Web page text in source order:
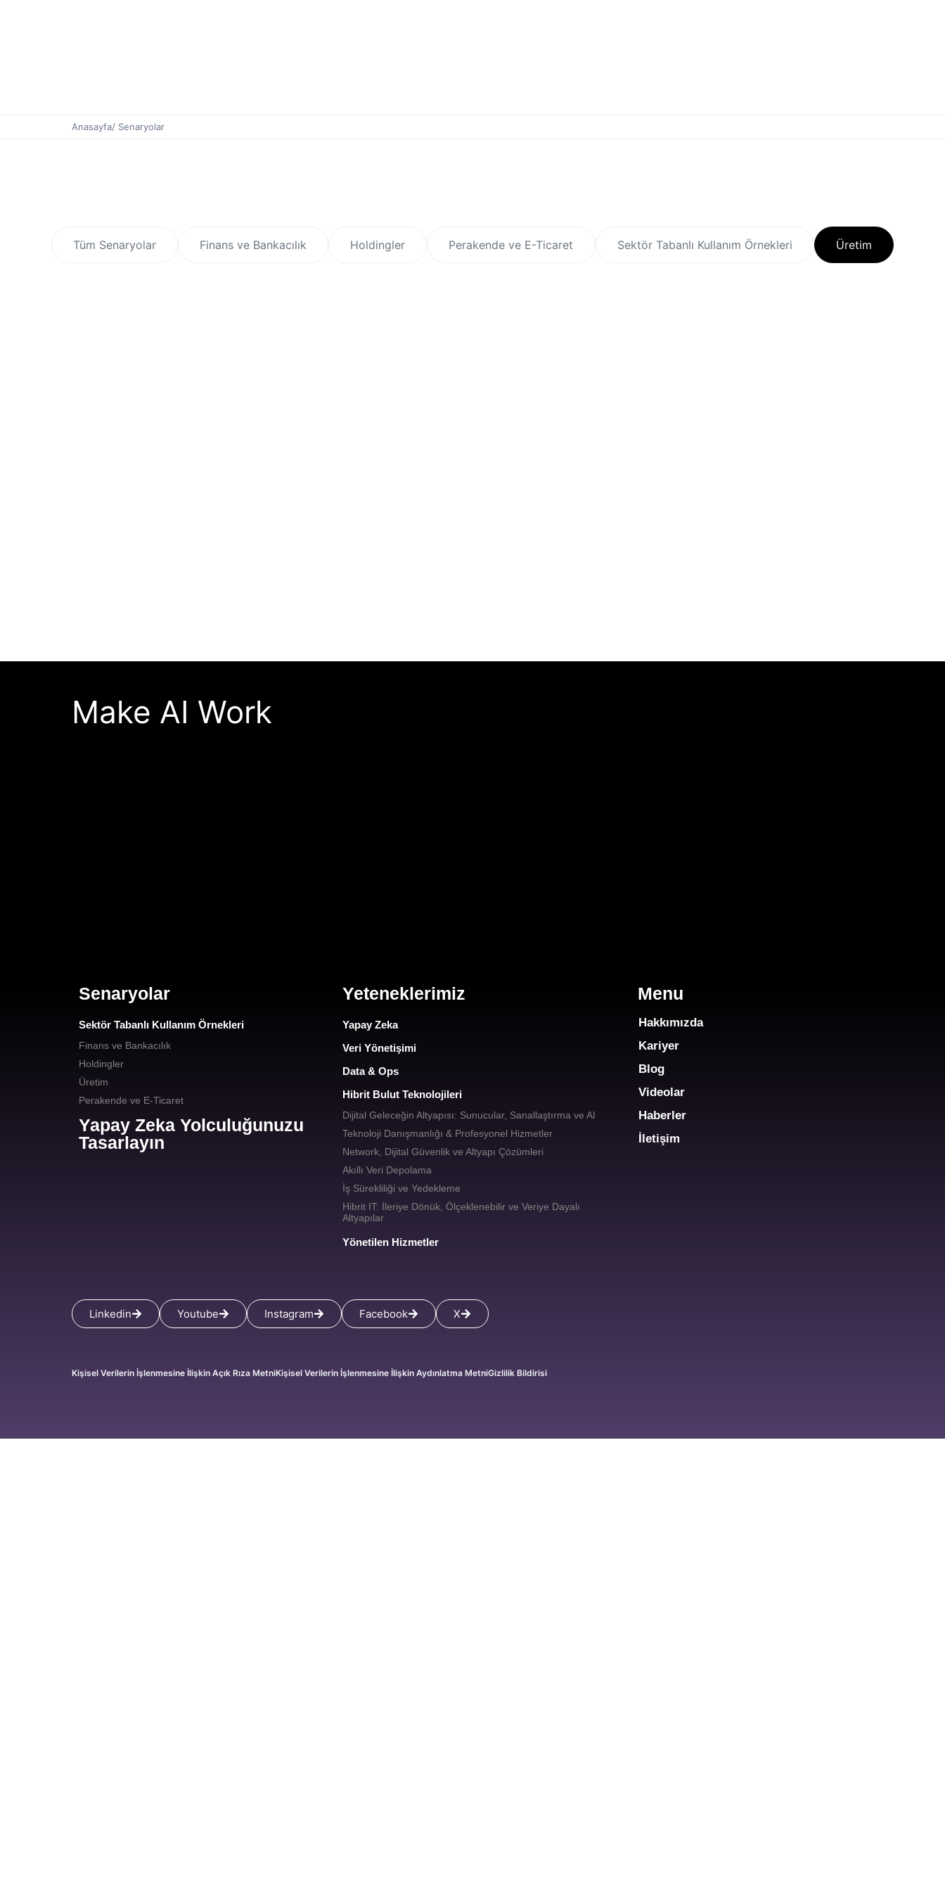
Anasayfa/ Senaryolar
Finans ve Bankacılık Holdingler Perakende ve E-Ticaret Sektör Tabanlı Kullanım Örnekleri Üretim
Tüm Senaryolar
Make AI Work
Senaryolar
Sektör Tabanlı Kullanım Örnekleri
Finans ve Bankacılık
Holdingler
Üretim
Perakende ve E-Ticaret
Yapay Zeka Yolculuğunuzu
Tasarlayın
Yeteneklerimiz
Yapay Zeka
Veri Yönetişimi
Data & Ops
Hibrit Bulut Teknolojileri
Dijital Geleceğin Altyapısı: Sunucular, Sanallaştırma ve AI
Teknoloji Danışmanlığı & Profesyonel Hizmetler
Network, Dijital Güvenlik ve Altyapı Çözümleri
Akıllı Veri Depolama
İş Sürekliliği ve Yedekleme
Hibrit IT: İleriye Dönük, Ölçeklenebilir ve Veriye Dayalı
Altyapılar
Yönetilen Hizmetler
Menu
Hakkımızda
Kariyer
Blog
Videolar
Haberler
İletişim
Linkedin Youtube Instagram Facebook X
Kişisel Verilerin İşlenmesine İlişkin Açık Rıza MetniKişisel Verilerin İşlenmesine İlişkin Aydınlatma MetniGizlilik Bildirisi